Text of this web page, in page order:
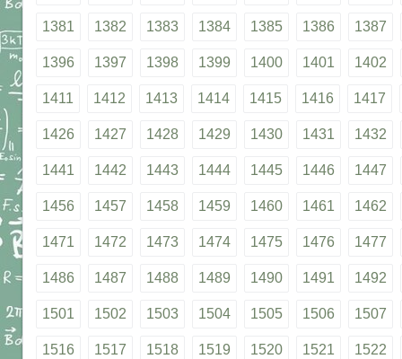
1381 1382 1383 1384 1385 1386 1387
1396 1397 1398 1399 1400 1401 1402
1411 1412 1413 1414 1415 1416 1417
1426 1427 1428 1429 1430 1431 1432
1441 1442 1443 1444 1445 1446 1447
1456 1457 1458 1459 1460 1461 1462
1471 1472 1473 1474 1475 1476 1477
1486 1487 1488 1489 1490 1491 1492
1501 1502 1503 1504 1505 1506 1507
1516 1517 1518 1519 1520 1521 1522